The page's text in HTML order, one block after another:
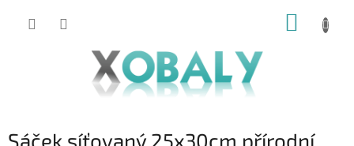
KOŠÍK
Sáček síťovaný 25x30cm přírodní